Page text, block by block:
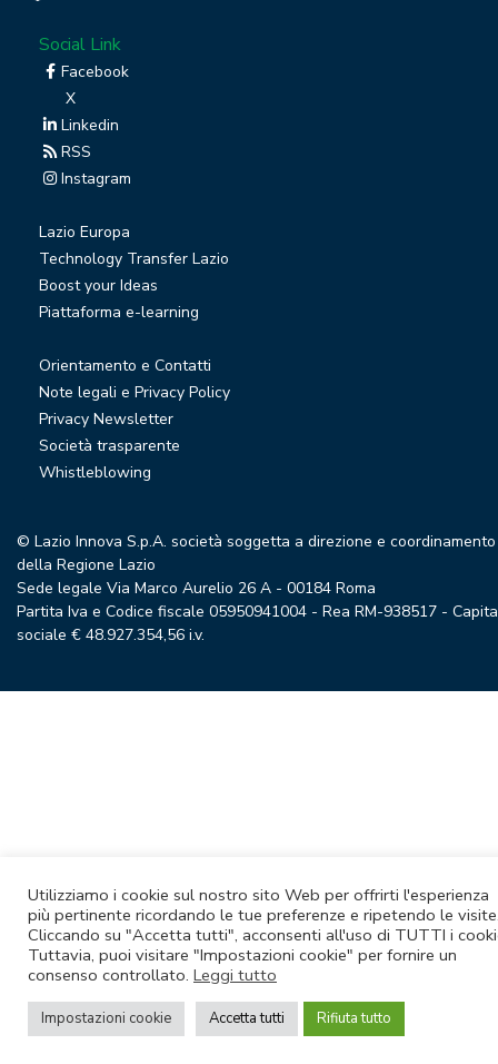
Social Link
Facebook
X
Linkedin
RSS
Instagram
Lazio Europa
Technology Transfer Lazio
Boost your Ideas
Piattaforma e-learning
Orientamento e Contatti
Note legali e Privacy Policy
Privacy Newsletter
Società trasparente
Whistleblowing
© Lazio Innova S.p.A. società soggetta a direzione e coordinamento
della Regione Lazio
Sede legale Via Marco Aurelio 26 A - 00184 Roma
Partita Iva e Codice fiscale 05950941004 - Rea RM-938517 -
sociale € 48.927.354,56 i.v.
Utilizziamo i cookie sul nostro sito Web per offrirti l'esperienza
più pertinente ricordando le tue preferenze e ripetendo le
Cliccando su "Accetta tutti", acconsenti all'uso di TUTTI i
Tuttavia, puoi visitare "Impostazioni cookie" per fornire un
consenso controllato. Leggi tutto
Impostazioni cookie Accetta tutti Rifiuta tutto